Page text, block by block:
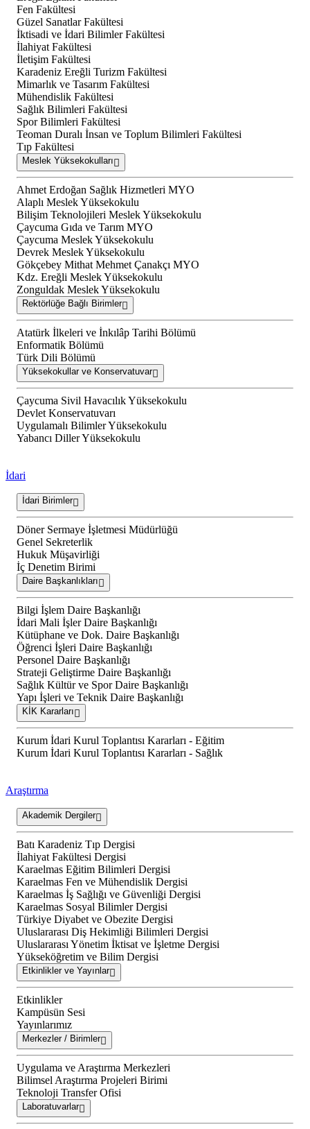
Fen Fakültesi
Güzel Sanatlar Fakültesi
İktisadi ve İdari Bilimler Fakültesi
İlahiyat Fakültesi
İletişim Fakültesi
Karadeniz Ereğli Turizm Fakültesi
Mimarlık ve Tasarım Fakültesi
Mühendislik Fakültesi
Sağlık Bilimleri Fakültesi
Spor Bilimleri Fakültesi
Teoman Duralı İnsan ve Toplum Bilimleri Fakültesi
Tıp Fakültesi
Meslek Yüksekokulları
Ahmet Erdoğan Sağlık Hizmetleri MYO
Alaplı Meslek Yüksekokulu
Bilişim Teknolojileri Meslek Yüksekokulu
Çaycuma Gıda ve Tarım MYO
Çaycuma Meslek Yüksekokulu
Devrek Meslek Yüksekokulu
Gökçebey Mithat Mehmet Çanakçı MYO
Kdz. Ereğli Meslek Yüksekokulu
Zonguldak Meslek Yüksekokulu
Rektörlüğe Bağlı Birimler
Atatürk İlkeleri ve İnkılâp Tarihi Bölümü
Enformatik Bölümü
Türk Dili Bölümü
Yüksekokullar ve Konservatuvar
Çaycuma Sivil Havacılık Yüksekokulu
Devlet Konservatuvarı
Uygulamalı Bilimler Yüksekokulu
Yabancı Diller Yüksekokulu
İdari
İdari Birimler
Döner Sermaye İşletmesi Müdürlüğü
Genel Sekreterlik
Hukuk Müşavirliği
İç Denetim Birimi
Daire Başkanlıkları
Bilgi İşlem Daire Başkanlığı
İdari Mali İşler Daire Başkanlığı
Kütüphane ve Dok. Daire Başkanlığı
Öğrenci İşleri Daire Başkanlığı
Personel Daire Başkanlığı
Strateji Geliştirme Daire Başkanlığı
Sağlık Kültür ve Spor Daire Başkanlığı
Yapı İşleri ve Teknik Daire Başkanlığı
KİK Kararları
Kurum İdari Kurul Toplantısı Kararları - Eğitim
Kurum İdari Kurul Toplantısı Kararları - Sağlık
Araştırma
Akademik Dergiler
Batı Karadeniz Tıp Dergisi
İlahiyat Fakültesi Dergisi
Karaelmas Eğitim Bilimleri Dergisi
Karaelmas Fen ve Mühendislik Dergisi
Karaelmas İş Sağlığı ve Güvenliği Dergisi
Karaelmas Sosyal Bilimler Dergisi
Türkiye Diyabet ve Obezite Dergisi
Uluslararası Diş Hekimliği Bilimleri Dergisi
Uluslararası Yönetim İktisat ve İşletme Dergisi
Yükseköğretim ve Bilim Dergisi
Etkinlikler ve Yayınlar
Etkinlikler
Kampüsün Sesi
Yayınlarımız
Merkezler / Birimler
Uygulama ve Araştırma Merkezleri
Bilimsel Araştırma Projeleri Birimi
Teknoloji Transfer Ofisi
Laboratuvarlar